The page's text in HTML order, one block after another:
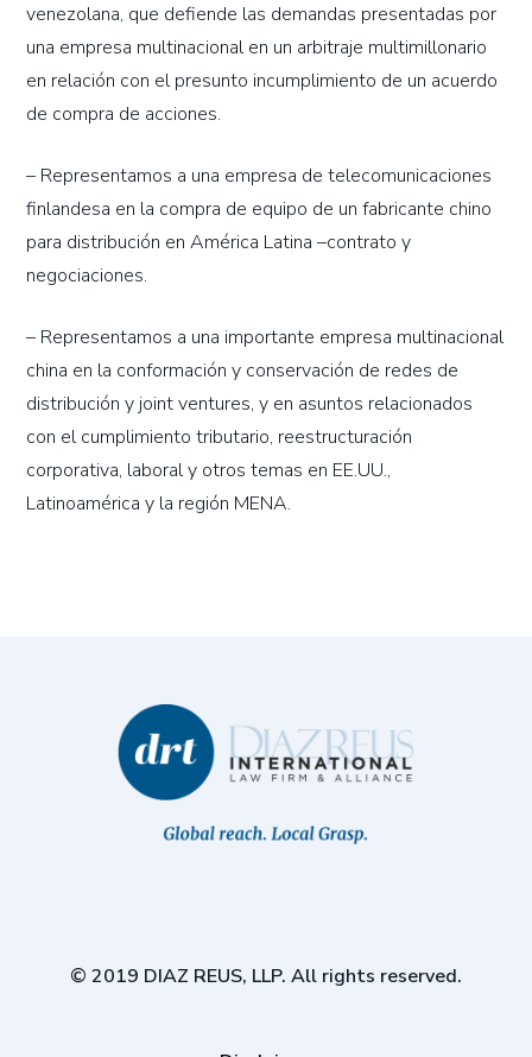
venezolana, que defiende las demandas presentadas por
una empresa multinacional en un arbitraje multimillonario
en relación con el presunto incumplimiento de un acuerdo
de compra de acciones.
– Representamos a una empresa de telecomunicaciones
finlandesa en la compra de equipo de un fabricante chino
para distribución en América Latina –contrato y
negociaciones.
– Representamos a una importante empresa multinacional
china en la conformación y conservación de redes de
distribución y joint ventures, y en asuntos relacionados
con el cumplimiento tributario, reestructuración
corporativa, laboral y otros temas en EE.UU.,
Latinoamérica y la región MENA.
© 2019 DIAZ REUS, LLP. All rights reserved.